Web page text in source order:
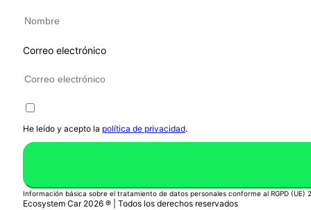
Correo electrónico
He leído y acepto la política de privacidad.
Información básica sobre el tratamiento de datos personales conforme al RGPD (UE)
Ecosystem Car 2026 ® | Todos los derechos reservados